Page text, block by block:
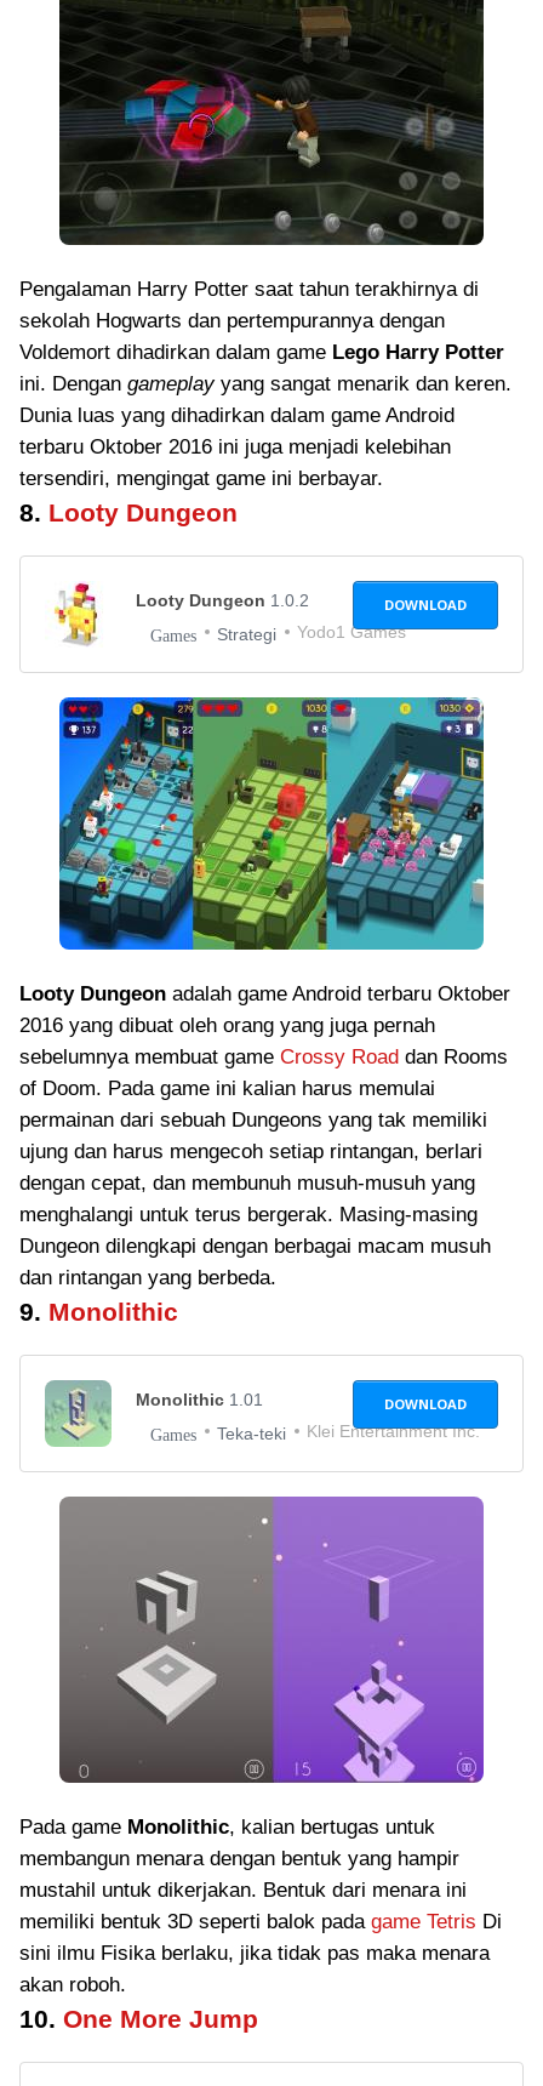
Pengalaman Harry Potter saat tahun terakhirnya di
sekolah Hogwarts dan pertempurannya dengan
Voldemort dihadirkan dalam game Lego Harry Potter
ini. Dengan gameplayyang sangat menarik dan keren.
Dunia luas yang dihadirkan dalam game Android
terbaru Oktober 2016 ini juga menjadi kelebihan
tersendiri, mengingat game ini berbayar.
8. Looty Dungeon
Looty Dungeon 1.0.2
Games Strategi Yodo1 Games
DOWNLOAD
Looty Dungeon adalah game Android terbaru Oktober
2016 yang dibuat oleh orang yang juga pernah
sebelumnya membuat game Crossy Road dan Rooms
of Doom. Pada game ini kalian harus memulai
permainan dari sebuah Dungeons yang tak memiliki
ujung dan harus mengecoh setiap rintangan, berlari
dengan cepat, dan membunuh musuh-musuh yang
menghalangi untuk terus bergerak. Masing-masing
Dungeon dilengkapi dengan berbagai macam musuh
dan rintangan yang berbeda.
9. Monolithic
Monolithic 1.01
Games Teka-teki Klei Entertainment Inc.
DOWNLOAD
Pada game Monolithic, kalian bertugas untuk
membangun menara dengan bentuk yang hampir
mustahil untuk dikerjakan. Bentuk dari menara ini
memiliki bentuk 3D seperti balok pada game Tetris Di
sini ilmu Fisika berlaku, jika tidak pas maka menara
akan roboh.
10. One More Jump